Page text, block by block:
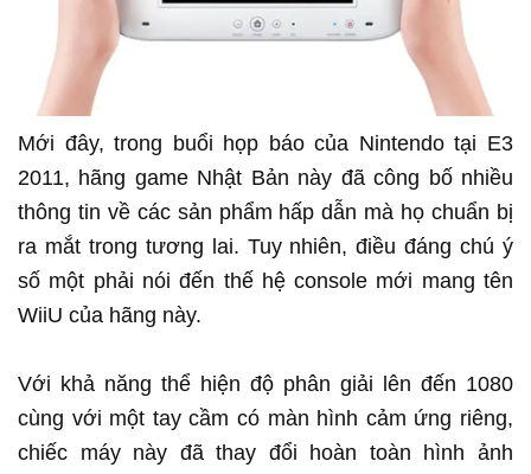
Mới đây, trong buổi họp báo của Nintendo tại E3
2011, hãng game Nhật Bản này đã công bố nhiều
thông tin về các sản phẩm hấp dẫn mà họ chuẩn bị
ra mắt trong tương lai. Tuy nhiên, điều đáng chú ý
số một phải nói đến thế hệ console mới mang tên
WiiU của hãng này.
Với khả năng thể hiện độ phân giải lên đến 1080
cùng với một tay cầm có màn hình cảm ứng riêng,
chiếc máy này đã thay đổi hoàn toàn hình ảnh